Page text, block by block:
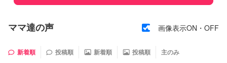
ママ達の声 画像表示ON・OFF
新着順 投稿順 新着順 投稿順 主のみ